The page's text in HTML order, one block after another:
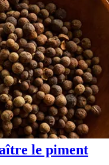
le piment